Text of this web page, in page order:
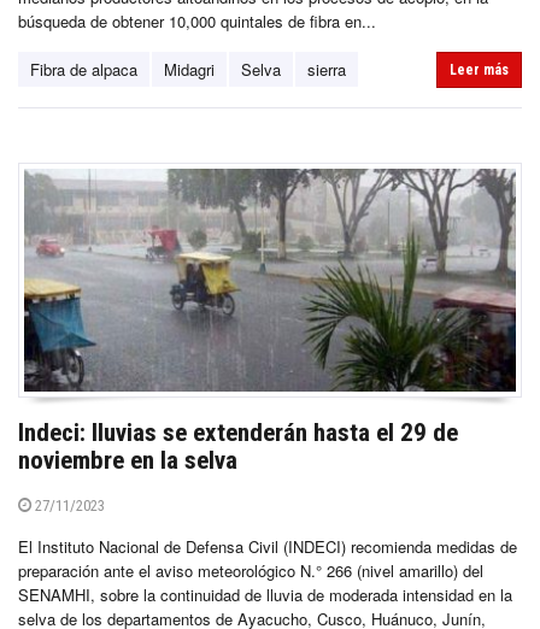
búsqueda de obtener 10,000 quintales de fibra en...
Fibra de alpaca Midagri Selva sierra Leer más
Indeci: lluvias se extenderán hasta el 29 de
noviembre en la selva
27/11/2023
El Instituto Nacional de Defensa Civil (INDECI) recomienda medidas de
preparación ante el aviso meteorológico N.° 266 (nivel amarillo) del
SENAMHI, sobre la continuidad de lluvia de moderada intensidad en la
selva de los departamentos de Ayacucho, Cusco, Huánuco, Junín,